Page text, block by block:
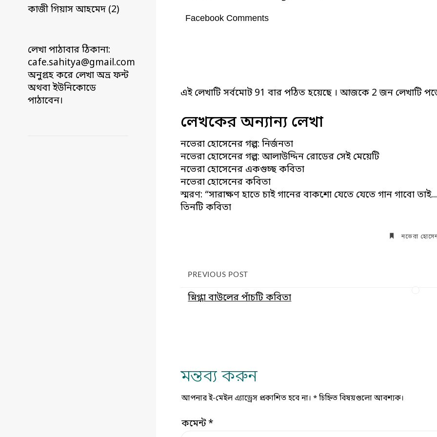
কাজী গিয়াস আহমেদ (2)
লেখা পাঠাবার ঠিকানা:
cafe.sahitya@gmail.com
অনুগ্রহ করে লেখা অভ্র ফন্ট
অথবা ইউনিকোডে
পাঠাবেন।
Facebook Comments
এই লেখাটি সর্বমোট 91 বার পঠিত হয়েছে । আজকে 2 জন লেখাটি
লেখকের অন্যান্য লেখা
নভেরা হোসেনের গল্প: নির্জনতা
নভেরা হোসেনের গল্প: আলাউদ্দিন রোডের সেই মেয়েটি
নভেরা হোসেনের একগুচ্ছ কবিতা
নভেরা হোসেনের কবিতা
স্মরণ: “সারাক্ষণ হাতে চাই গানের বাকশো যেতে যেতে গান গাবো
তিনটি কবিতা
নভেরা
PREVIOUS POST
স্নিগ্ধা বাউলের পাঁচটি কবিতা
মন্তব্য করুন
আপনার ই-মেইল এ্যাড্রেস প্রকাশিত হবে না। *চিহ্নিত বিষয়গুলো আবশ্যক।
কমেন্ট*